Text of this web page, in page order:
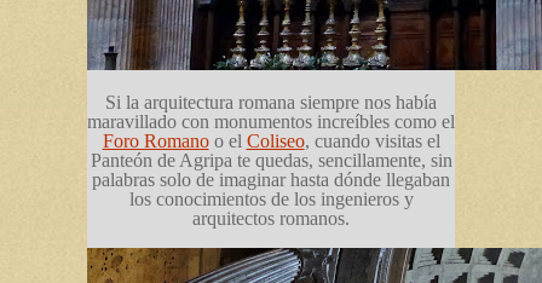
Si la arquitectura romana siempre nos había
maravillado con monumentos increíbles como el
Foro Romanoo el Coliseo, cuando visitas el
Panteón de Agripa te quedas, sencillamente, sin
palabras solo de imaginar hasta dónde llegaban
los conocimientos de los ingenieros y
arquitectos romanos.